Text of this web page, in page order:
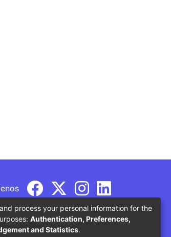
process your personal information for the
Authentication, Preferences,
and Statistics.